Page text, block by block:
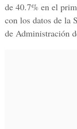
de 40.7% en el
con los datos de la
de Administración